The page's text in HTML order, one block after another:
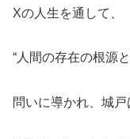
Xの人生を通して、
“人間の存在の根源
問いに導かれ、城戸